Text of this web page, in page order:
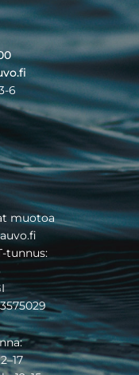
6
muotoa
tunnus: